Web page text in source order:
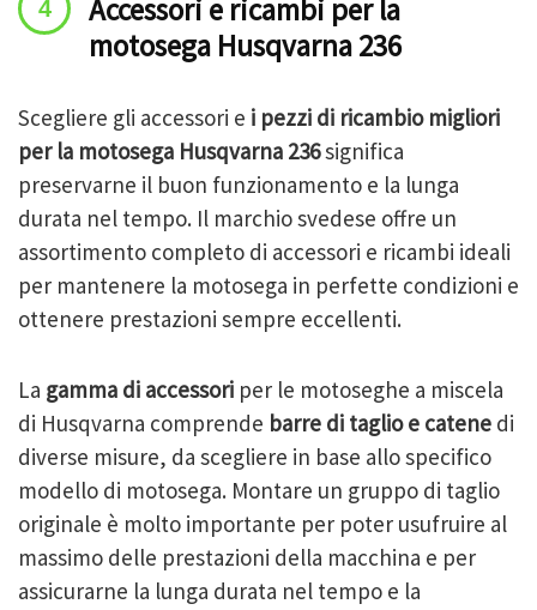
Accessori e ricambi per la
motosega Husqvarna 236
Scegliere gli accessori e i pezzi di ricambio migliori
per la motosega Husqvarna 236significa
preservarne il buon funzionamento e la lunga
durata nel tempo. Il marchio svedese offre un
assortimento completo di accessori e ricambi ideali
per mantenere la motosega in perfette condizioni e
ottenere prestazioni sempre eccellenti.
La gamma di accessori per le motoseghe a miscela
di Husqvarna comprende barre di taglio e catene di
diverse misure, da scegliere in base allo specifico
modello di motosega. Montare un gruppo di taglio
originale è molto importante per poter usufruire al
massimo delle prestazioni della macchina e per
assicurarne la lunga durata nel tempo e la